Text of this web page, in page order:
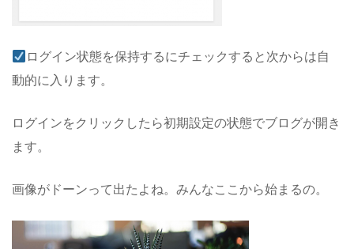
ログイン状態を保持するにチェックすると次からは自
動的に入ります。
ログインをクリックしたら初期設定の状態でブログが開き
ます。
画像がドーンって出たよね。みんなここから始まるの。